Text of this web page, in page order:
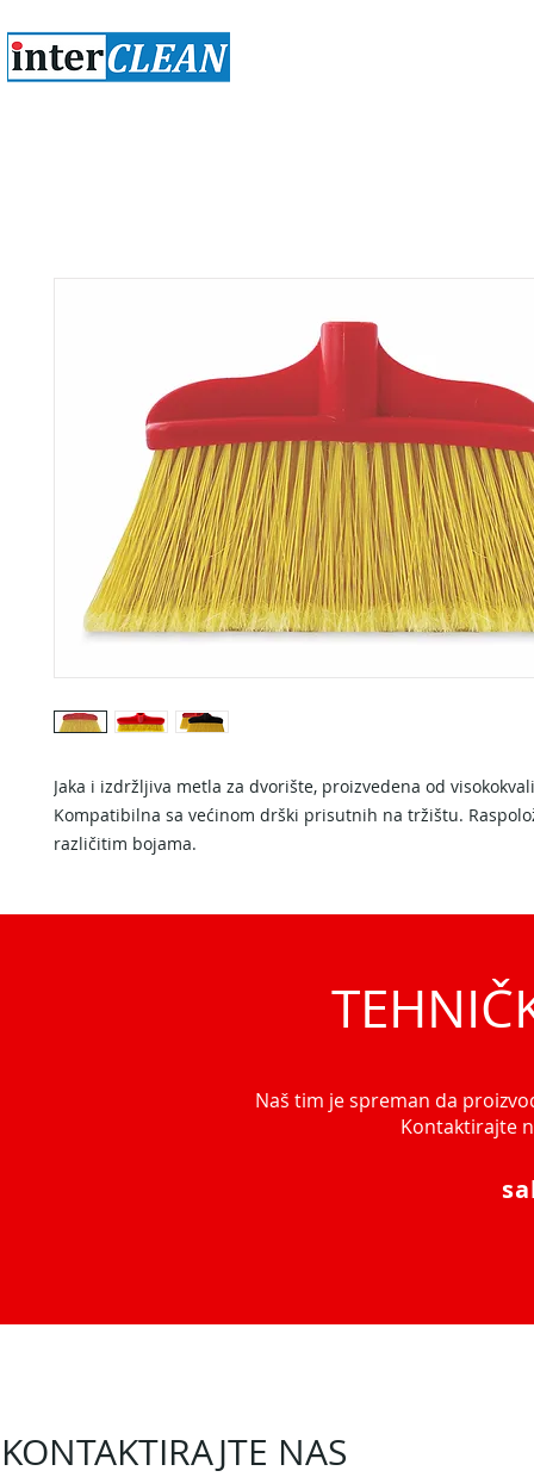
Jaka i izdržljiva metla za dvorište, proizvedena od
Kompatibilna sa većinom drški prisutnih na tržištu.
različitim bojama.
Naš tim je spreman da
Kontaktirajte
KONTAKTIRAJTE NAS